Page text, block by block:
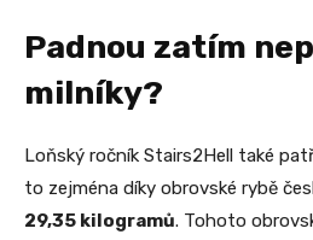
Padnou zatím
milníky?
Loňský ročník Stairs2Hell také
to zejména díky obrovské rybě
29,35 kilogramů. Tohoto